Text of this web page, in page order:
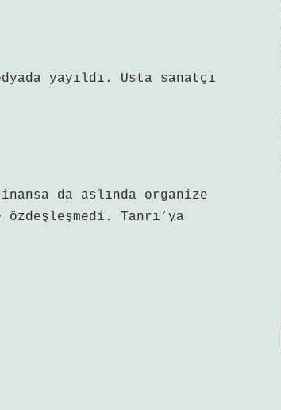
yayıldı. Usta sanatçı
da aslında organize
Tanrı’ya